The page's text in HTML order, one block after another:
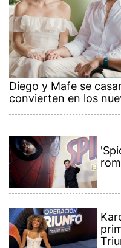
Diego y Mafe se
convierten en los